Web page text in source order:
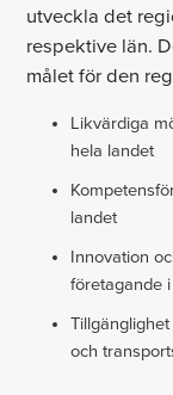
utveckla det
respektive län.
målet för den
Likvärdiga
hela landet
landet
Innovation
företagande
och